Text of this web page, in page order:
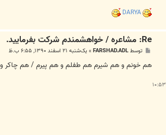
DARYA
سه‌شنبه ۲۹ دی ۱۳۸۸, ۱۰:۵۳
Re: مشاعره / خواهشمندم شرکت بفرماييد.
ت
توسطFARSHAD.ADL
» یک‌شنبه ۲۱ اسفند ۱۳۹۰, ۶:۵۵ ب.ظ
هم خونم و هم شیرم هم طفلم و هم پیرم / هم چاکر